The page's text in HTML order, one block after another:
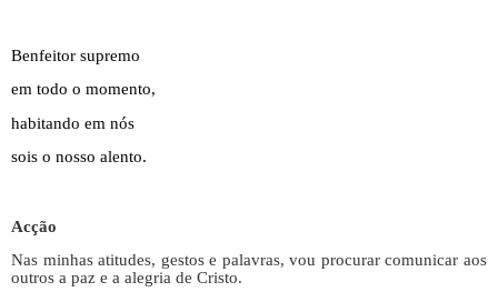
Benfeitor supremo
em todo o momento,
habitando em nós
sois o nosso alento.
Acção
Nas minhas atitudes, gestos e palavras, vou procurar comunicar aos
outros a paz e a alegria de Cristo.